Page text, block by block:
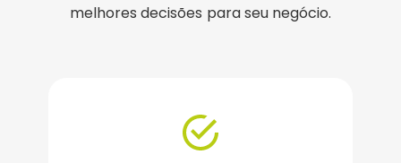
melhores decisões para seu negócio.